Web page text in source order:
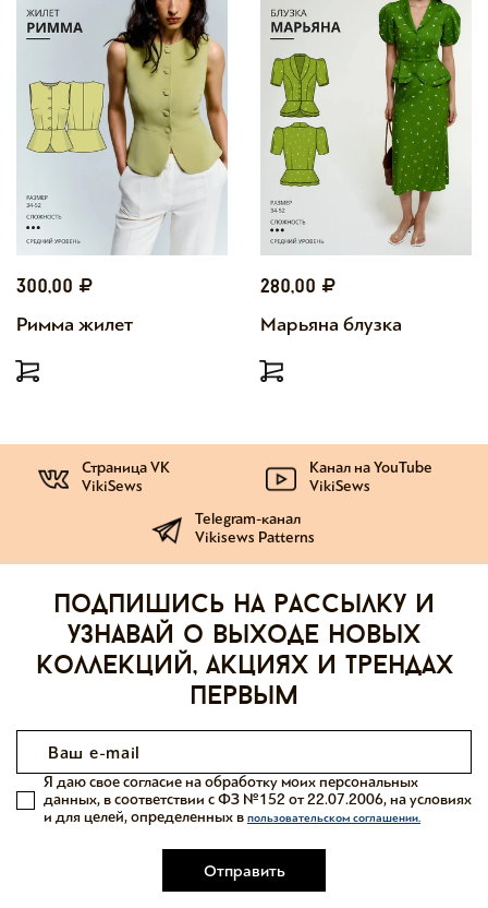
300,00
Римма жилет
280,00
Марьяна блузка
Страница VK
VikiSews
Канал на YouTube
VikiSews
Telegram-канал
Vikisews Patterns
Подпишись на рассылку и
узнавай о выходе новых
коллекций, акциях и трендах
первым
Отправить
Я даю свое согласие на обработку моих персональных
данных, в соответствии с ФЗ №152 от 22.07.2006, на условиях
и для целей, определенных в пользовательском соглашении.